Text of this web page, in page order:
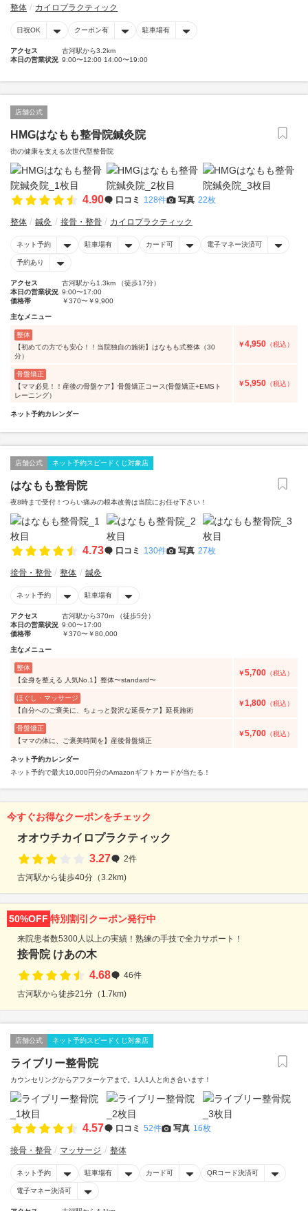
整体 カイロプラクティック
日祝OK クーポン有 駐車場有
アクセス
古河駅から3.2km
本日の営業状況 9:00〜12:00 14:00〜19:00
店舗公式
HMGはなもも整骨院鍼灸院
街の健康を支える次世代型整骨院
4.90 口コミ 128件 写真 22枚
整体 鍼灸 接骨・整骨 カイロプラクティック
ネット予約 駐車場有 カード可 電子マネー決済可
予約あり
アクセス
古河駅から1.3km （徒歩17分）
本日の営業状況 9:00〜17:00
価格帯
￥370〜￥9,900
主なメニュー
整体
【初めての方でも安心！！当院独自の施術】はなもも式整体（30
分）
￥4,950 （税込）
骨盤矯正
【ママ必見！！産後の骨盤ケア】骨盤矯正コース(骨盤矯正+EMSト
レーニング）
￥5,950 （税込）
ネット予約カレンダー
店舗公式 ネット予約スピードくじ対象店
はなもも整骨院
夜8時まで受付！つらい痛みの根本改善は当院にお任せ下さい！
4.73 口コミ 130件 写真 27枚
接骨・整骨 整体 鍼灸
ネット予約 駐車場有
アクセス
古河駅から370m （徒歩5分）
本日の営業状況 9:00〜17:00
価格帯
￥370〜￥80,000
主なメニュー
整体
【全身を整える 人気No.1】整体〜standard〜
￥5,700 （税込）
ほぐし・マッサージ
【自分へのご褒美に、ちょっと贅沢な延長ケア】延長施術
￥1,800 （税込）
骨盤矯正
【ママの体に、ご褒美時間を】産後骨盤矯正
￥5,700 （税込）
ネット予約カレンダー
ネット予約で最大10,000円分のAmazonギフトカードが当たる！
今すぐお得なクーポンをチェック
オオウチカイロプラクティック
3.27
2件
古河駅から徒歩40分（3.2km)
50%OFF 特別割引クーポン発行中
来院患者数5300人以上の実績！熟練の手技で全力サポート！
接骨院 けあの木
4.68
46件
古河駅から徒歩21分（1.7km)
店舗公式 ネット予約スピードくじ対象店
ライブリー整骨院
カウンセリングからアフターケアまで。1人1人と向き合います！
4.57 口コミ 52件 写真 16枚
接骨・整骨 マッサージ 整体
ネット予約 駐車場有 カード可 QRコード決済可
電子マネー決済可